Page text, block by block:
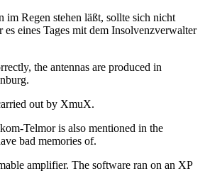
im Regen stehen läßt, sollte sich nicht
es eines Tages mit dem Insolvenzverwalter
the antennas are produced in
out by XmuX.
Telmor is also mentioned in the
bad memories of.
amplifier. The software ran on an XP